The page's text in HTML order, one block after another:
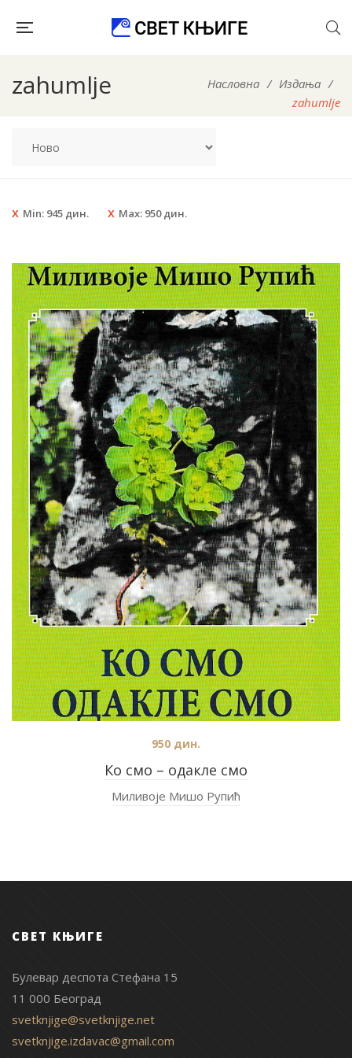
zahumlje Насловна / Издања /
zahumlje
Min: 945 дин. Max: 950дин.
Ко смо – одакле смо
950 дин.
Миливоје Мишо Рупић
СВЕТ КЊИГЕ
Булевар деспота Стефана 15
11 000 Београд
svetknjige@svetknjige.net
svetknjige.izdavac@gmail.com